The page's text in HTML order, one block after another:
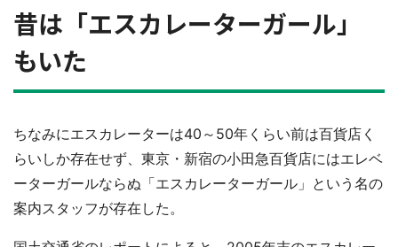
昔は「エスカレーターガール」
もいた
ちなみにエスカレーターは40～50年くらい前は百貨店く
らいしか存在せず、東京・新宿の小田急百貨店にはエレベ
ーターガールならぬ「エスカレーターガール」という名の
案内スタッフが存在した。